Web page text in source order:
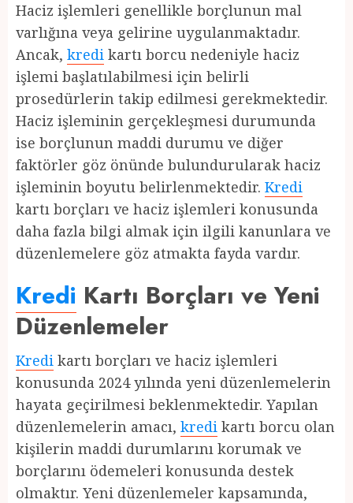
Haciz işlemleri genellikle borçlunun mal
varlığına veya gelirine uygulanmaktadır.
Ancak, kredi kartı borcu nedeniyle haciz
işlemi başlatılabilmesi için belirli
prosedürlerin takip edilmesi gerekmektedir.
Haciz işleminin gerçekleşmesi durumunda
ise borçlunun maddi durumu ve diğer
faktörler göz önünde bulundurularak haciz
işleminin boyutu belirlenmektedir. Kredi
kartı borçları ve haciz işlemleri konusunda
daha fazla bilgi almak için ilgili kanunlara ve
düzenlemelere göz atmakta fayda vardır.
Kredi Kartı Borçları ve Yeni
Düzenlemeler
Kredi kartı borçları ve haciz işlemleri
konusunda 2024 yılında yeni düzenlemelerin
hayata geçirilmesi beklenmektedir. Yapılan
düzenlemelerin amacı, kredi kartı borcu olan
kişilerin maddi durumlarını korumak ve
borçlarını ödemeleri konusunda destek
olmaktır. Yeni düzenlemeler kapsamında,